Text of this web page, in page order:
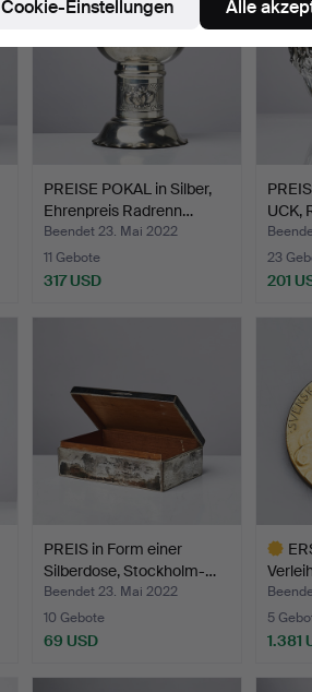
PREISE POKAL in Silber,
Ehrenpreis Radrenn…
Beendet 23. Mai 2022
11 Gebote
317 USD
UCK,
23
201
PREIS in Form einer
Silberdose, Stockholm-…
Beendet 23. Mai 2022
10 Gebote
69 USD
5
1.381
Cookie-Einstellungen Alle